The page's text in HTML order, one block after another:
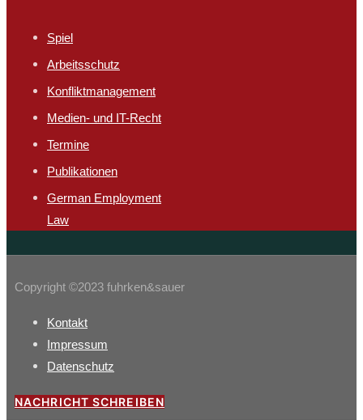
Spiel
Arbeitsschutz​
Konfliktmanagement
Medien- und IT-Recht
Termine
Publikationen
German Employment
Law
Copyright ©2023 fuhrken&sauer
Kontakt
Impressum
Datenschutz
NACHRICHT SCHREIBEN